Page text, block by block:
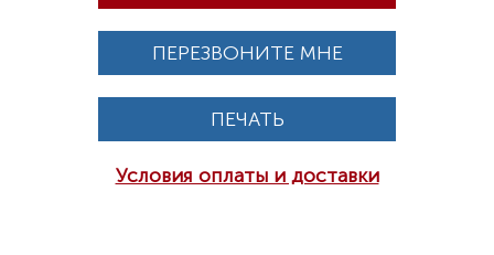
ПЕРЕЗВОНИТЕ МНЕ
ПЕЧАТЬ
Условия оплаты и доставки